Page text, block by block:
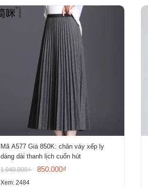
Mã A577 Giá 850K: chân váy xếp ly
dáng dài thanh lịch cuốn hút
1.040.000₫ 850.000₫
Xem: 2484